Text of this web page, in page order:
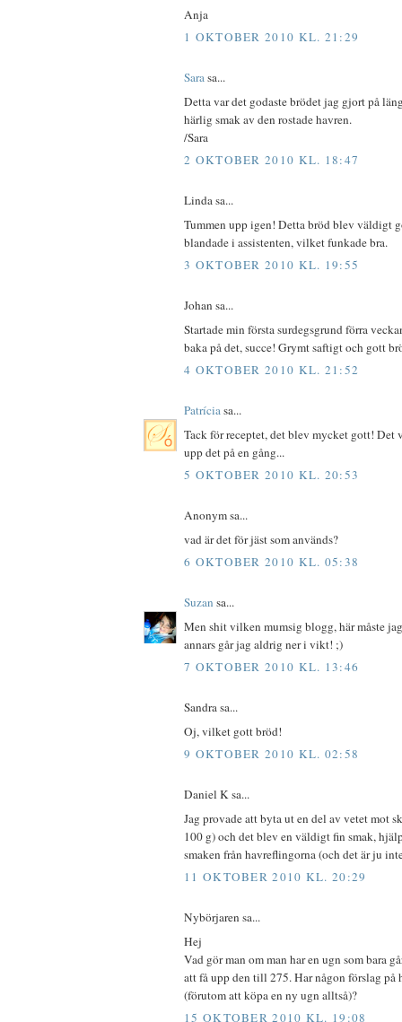
Anja
1 OKTOBER 2010 KL. 21:29
Sarasa...
Detta var det godaste brödet jag gjort på
härlig smak av den rostade havren.
/Sara
2 OKTOBER 2010 KL. 18:47
Linda sa...
Tummen upp igen! Detta bröd blev väldigt
blandade i assistenten, vilket funkade bra.
3 OKTOBER 2010 KL. 19:55
Johan sa...
Startade min första surdegsgrund förra
baka på det, succe! Grymt saftigt och gott
4 OKTOBER 2010 KL. 21:52
Patríciasa...
Tack för receptet, det blev mycket gott! Det
upp det på en gång...
5 OKTOBER 2010 KL. 20:53
Anonym sa...
vad är det för jäst som används?
6 OKTOBER 2010 KL. 05:38
Suzan sa...
Men shit vilken mumsig blogg, här måste
annars går jag aldrig ner i vikt! ;)
7 OKTOBER 2010 KL. 13:46
Sandra sa...
Oj, vilket gott bröd!
9 OKTOBER 2010 KL. 02:58
Daniel K sa...
Jag provade att byta ut en del av vetet mot
100 g) och det blev en väldigt fin smak,
smaken från havreflingorna (och det är ju
11 OKTOBER 2010 KL. 20:29
Nybörjaren sa...
Hej
Vad gör man om man har en ugn som bara
att få upp den till 275. Har någon förslag på
(förutom att köpa en ny ugn alltså)?
15 OKTOBER 2010 KL. 19:08